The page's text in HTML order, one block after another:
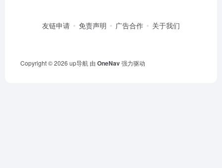
友链申请 免责声明 广告合作 关于我们
Copyright © 2026 up导航 由 OneNav强力驱动